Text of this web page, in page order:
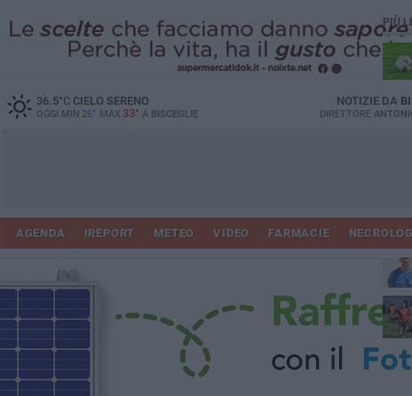
36.5°CCIELO SERENO
OGGI MIN 26° MAX 33° A BISCEGLIE
NOTIZIE DA
DIRETTORE
AGENDA IREPORT METEO VIDEO FARMACIE
PIÙ